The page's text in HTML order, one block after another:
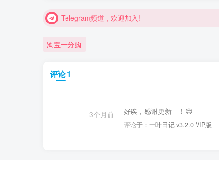
Telegram频道，欢迎加入!
淘宝一分购
评论1
3个月前 好诶，感谢更新！！😊
评论于： 一叶日记 v3.2.0 VIP版